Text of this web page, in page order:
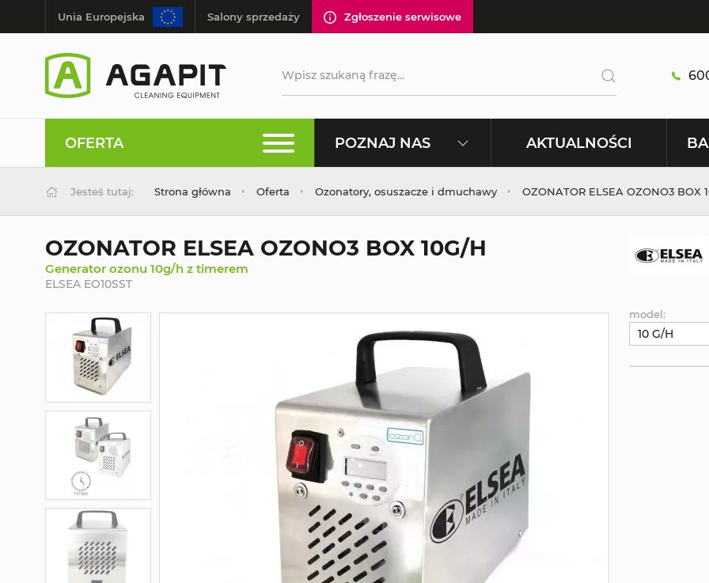
Unia Europejska Salony sprzedaży Zgłoszenie serwisowe
OFERTA POZNAJ NAS AKTUALNOŚCI
Jesteś tutaj: Strona główna Oferta Ozonatory, osuszacze i dmuchawy OZONATOR ELSEA OZONO3 BOX
OZONATOR ELSEA OZONO3 BOX 10G/H
Generator ozonu 10g/h z timerem
ELSEA EO10SST
model:
10 G/H